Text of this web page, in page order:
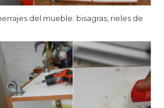
del mueble: bisagras, rieles de